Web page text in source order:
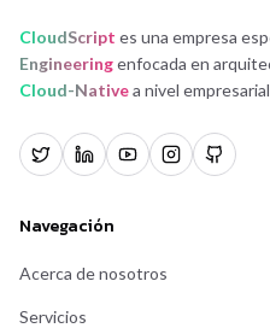
CloudScript es una empresa
Engineeringenfocada en
Cloud-Nativea nivel
Navegación
Acerca de nosotros
Servicios